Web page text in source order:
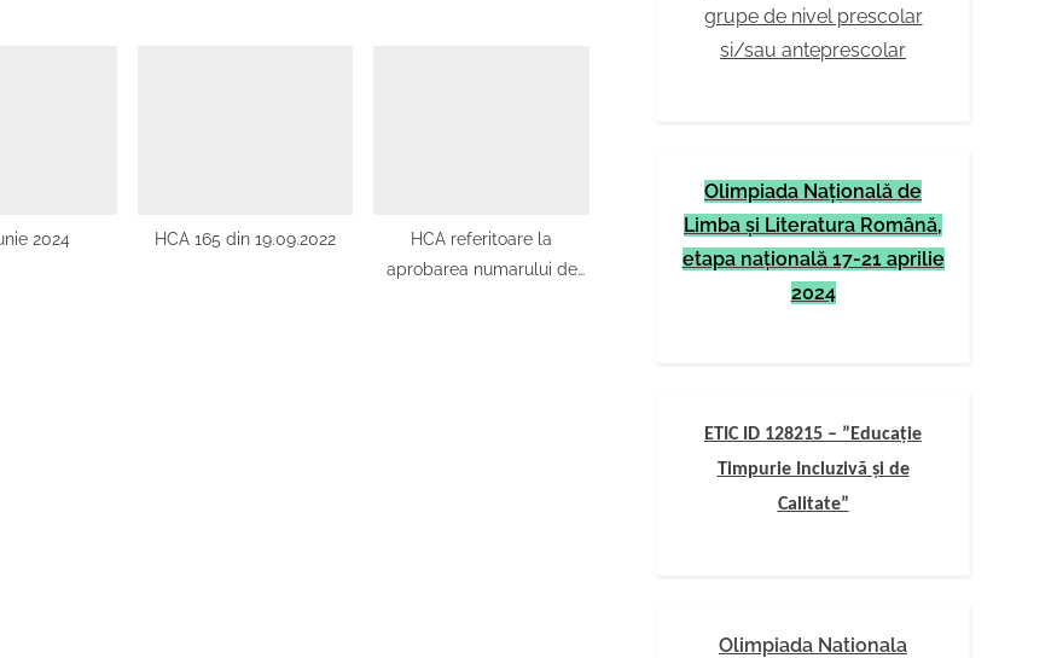
2024 HCA 165 din 19.09.2022
HCA referitoare la
aprobarea numarului de
grupe de nivel prescolar
si/sau anteprescolar
Olimpiada Naţională de
Limba şi Literatura Română,
etapa naţională 17-21 aprilie
2024
ETIC ID 128215 – ”Educație
Timpurie Incluzivă și de
Calitate”
Olimpiada Nationala